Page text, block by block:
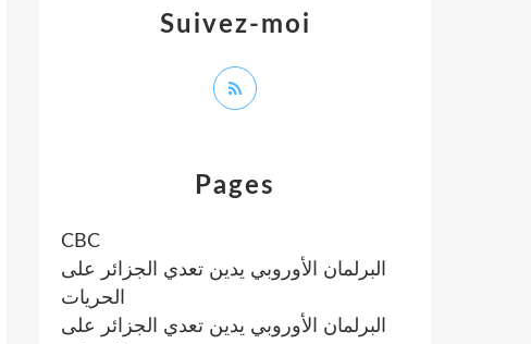
Pages
CBC
البرلمان الأوروبي يدين تعدي الجزائر على
الحريات
البرلمان الأوروبي يدين تعدي الجزائر على
Suivez-moi